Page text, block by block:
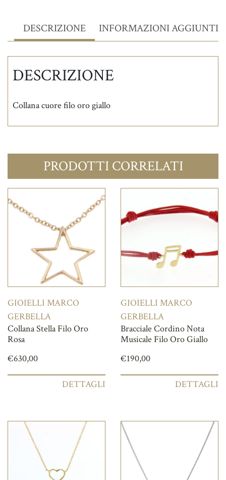
DESCRIZIONE INFORMAZIONI
DESCRIZIONE
Collana cuore filo oro giallo
PRODOTTI CORRELATI
GIOIELLI MARCO
GERBELLA
Collana Stella Filo Oro
Rosa
€630,00
DETTAGLI
GIOIELLI MARCO
GERBELLA
Bracciale Cordino Nota
Musicale Filo Oro Giallo
€190,00
DETTAGLI